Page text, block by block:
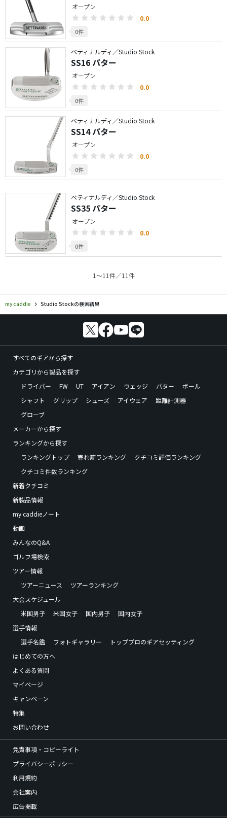
オープン
0.0
0件
ベティナルディ／Studio Stock
SS16 パター
オープン
0.0
0件
ベティナルディ／Studio Stock
SS14 パター
オープン
0.0
0件
ベティナルディ／Studio Stock
SS35 パター
オープン
0.0
0件
1〜11件／11件
my caddie Studio Stockの検索結果
すべてのギアから探す
カテゴリから製品を探す
ドライバー
FW UT アイアン ウェッジ パター
ボール
シャフト
グリップ シューズ アイウェア
距離計測器
グローブ
メーカーから探す
ランキングから探す
ランキングトップ
売れ筋ランキング
クチコミ評価ランキング
クチコミ件数ランキング
新着クチコミ
新製品情報
my caddieノート
動画
みんなのQ&A
ゴルフ場検索
ツアー情報
ツアーニュース
ツアーランキング
大会スケジュール
米国男子
米国女子 国内男子
国内女子
選手情報
選手名鑑
フォトギャラリー
トッププロのギアセッティング
はじめての方へ
よくある質問
マイページ
キャンペーン
特集
お問い合わせ
免責事項・コピーライト
プライバシーポリシー
利用規約
会社案内
広告掲載